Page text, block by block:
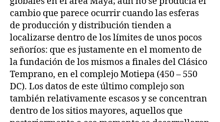
cambio que parece ocurrir cuando las esferas
de producción y distribución tienden a
localizarse dentro de los límites de unos pocos
señoríos: que es justamente en el momento de
la fundación de los mismos a finales del Clásico
Temprano, en el complejo Motiepa (450 – 550
DC). Los datos de este último complejo son
también relativamente escasos y se concentran
dentro de los sitios mayores, aquellos que